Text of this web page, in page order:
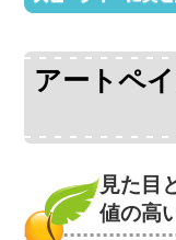
アートペ
見た目
値の高